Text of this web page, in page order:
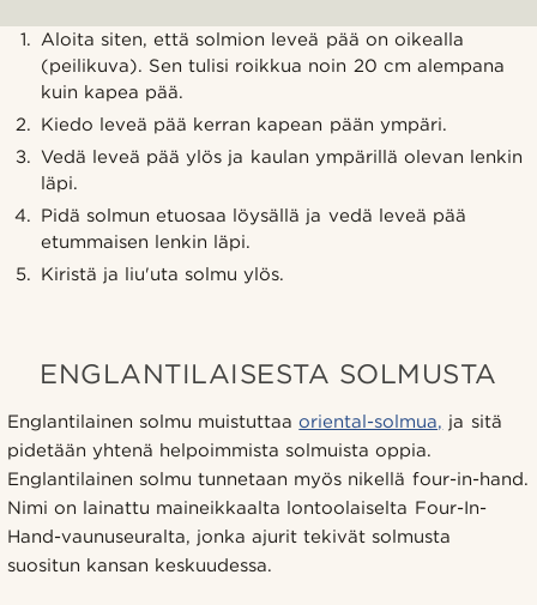
Aloita siten, että solmion leveä pää on oikealla
(peilikuva). Sen tulisi roikkua noin 20 cm alempana
kuin kapea pää.
Kiedo leveä pää kerran kapean pään ympäri.
Vedä leveä pää ylös ja kaulan ympärillä olevan lenkin
läpi.
Pidä solmun etuosaa löysällä ja vedä leveä pää
etummaisen lenkin läpi.
Kiristä ja liu'uta solmu ylös.
ENGLANTILAISESTA SOLMUSTA
Englantilainen solmu muistuttaaoriental-solmua, ja sitä
pidetään yhtenä helpoimmista solmuista oppia.
Englantilainen solmu tunnetaan myös nikellä four-in-hand.
Nimi on lainattu maineikkaalta lontoolaiselta Four-In-
Hand-vaunuseuralta, jonka ajurit tekivät solmusta
suositun kansan keskuudessa.